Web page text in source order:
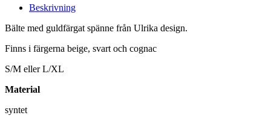
Beskrivning
Bälte med guldfärgat spänne från Ulrika design.
Finns i färgerna beige, svart och cognac
S/M eller L/XL
Material
syntet